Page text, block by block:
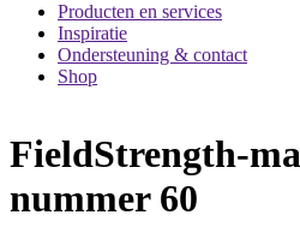
Producten en services
Inspiratie
Ondersteuning & contact
Shop
FieldStrength-
nummer 60